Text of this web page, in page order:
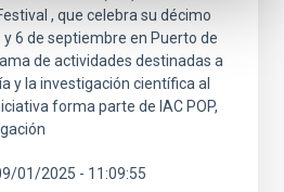
, que celebra su décimo
6 de septiembre en Puerto de
de actividades destinadas a
y la investigación científica al
forma parte de IAC POP,
01/2025 - 11:09:55